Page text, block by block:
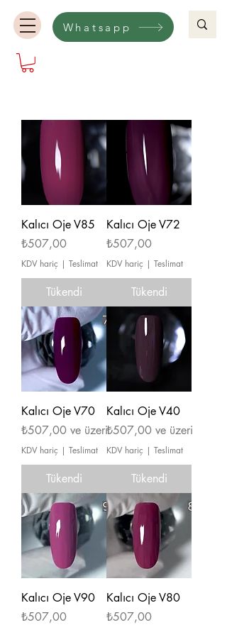
Whatsapp
Kalıcı Oje V85
Fiyat
₺507,00
KDV hariç | Teslimat
Tükendi
Kalıcı Oje V72
Fiyat
₺507,00
KDV hariç | Teslimat
Tükendi
Kalıcı Oje V70
₺507,00 ve üzeri
İndirimli Fiyat
KDV hariç | Teslimat
Tükendi
Kalıcı Oje V40
₺507,00 ve üzeri
İndirimli Fiyat
KDV hariç | Teslimat
Tükendi
Kalıcı Oje V90
Fiyat
₺507,00
Kalıcı Oje V80
Fiyat
₺507,00